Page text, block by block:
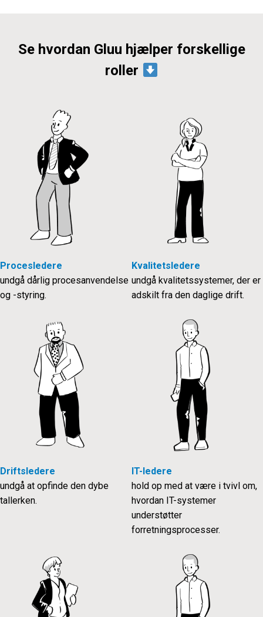
Se hvordan Gluu hjælper forskellige
roller
Procesledere
undgå dårlig procesanvendelse
og -styring.
Kvalitetsledere
undgå kvalitetssystemer, der er
adskilt fra den daglige drift.
Driftsledere
undgå at opfinde den dybe
tallerken.
IT-ledere
hold op med at være i tvivl om,
hvordan IT-systemer
understøtter
forretningsprocesser.